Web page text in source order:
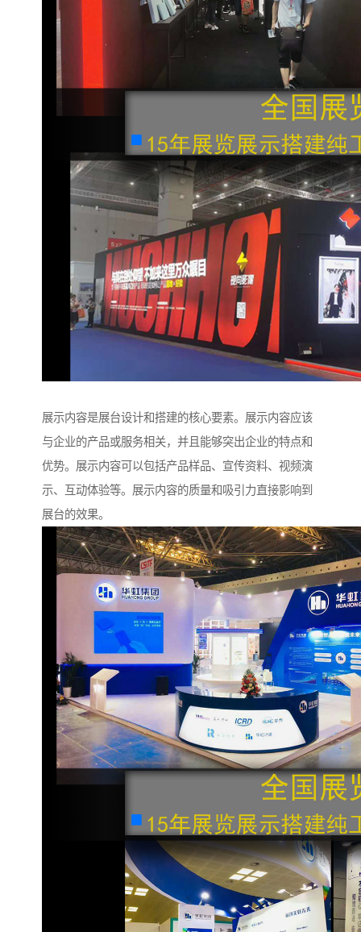
展示内容是展台设计和搭建的核心要素。展示内容应该
与企业的产品或服务相关，并且能够突出企业的特点和
优势。展示内容可以包括产品样品、宣传资料、视频演
示、互动体验等。展示内容的质量和吸引力直接影响到
展台的效果。